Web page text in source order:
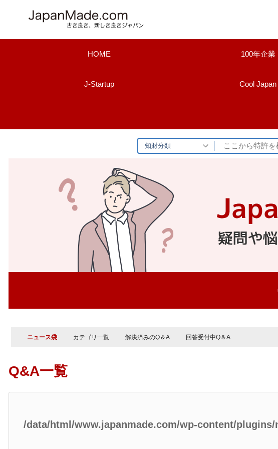
HOME 100年企業
J-Startup Cool Japan
知財分類
ニュース袋 カテゴリ一覧 解決済みのQ＆A 回答受付中Q＆A
Q&A一覧
/data/html/www.japanmade.com/wp-content/